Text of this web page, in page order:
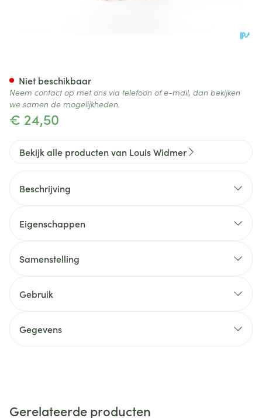
€ 24,50
Niet beschikbaar
Neem contact op met ons via telefoon of e-mail, dan bekijken
we samen de mogelijkheden.
Bekijk alle producten van Louis Widmer
Beschrijving
Eigenschappen
Samenstelling
Gebruik
Gegevens
Gerelateerde producten